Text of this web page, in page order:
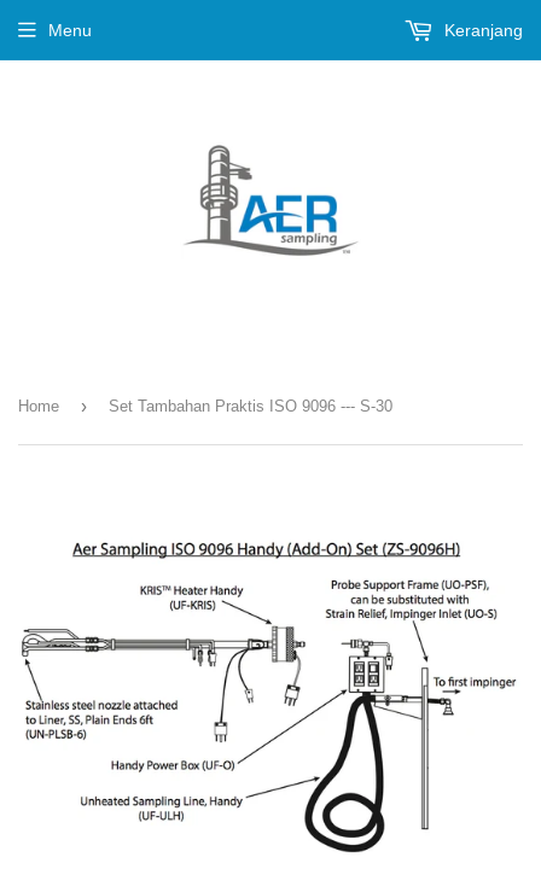
Menu Keranjang
Home › Set Tambahan Praktis ISO 9096 --- S-30